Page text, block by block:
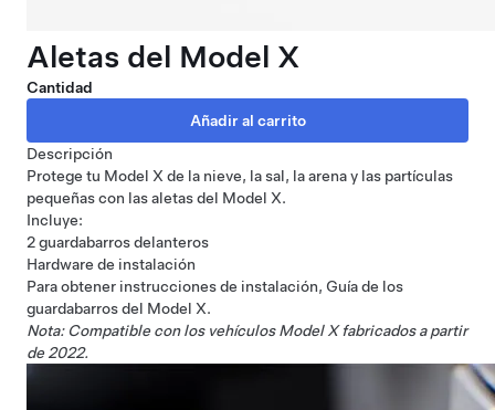
Aletas del Model X
Cantidad
Descripción
Protege tu Model X de la nieve, la sal, la arena y las partículas
pequeñas con las aletas del Model X.
Incluye:
2 guardabarros delanteros
Hardware de instalación
Para obtener instrucciones de instalación, Guía de los
guardabarros del Model X.
Nota: Compatible con los vehículos Model X fabricados a partir
de 2022.